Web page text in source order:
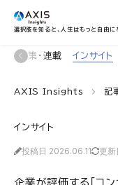
選択肢を知ると、人生はもっと自由に
特集・連載 インサイト
AXIS Insights 記
インサイト
投稿日 2026.06.11 更
企業が評価する「コ